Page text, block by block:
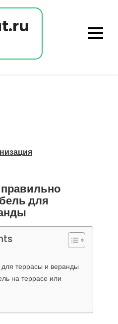
для
террасы и веранды
на террасе или